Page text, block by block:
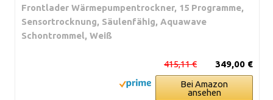
Frontlader Wärmepumpentrockner, 15 Programme,
Sensortrocknung, Säulenfähig, Aquawave
Schontrommel, Weiß
349,00 €
415,11 €
Bei Amazon
ansehen